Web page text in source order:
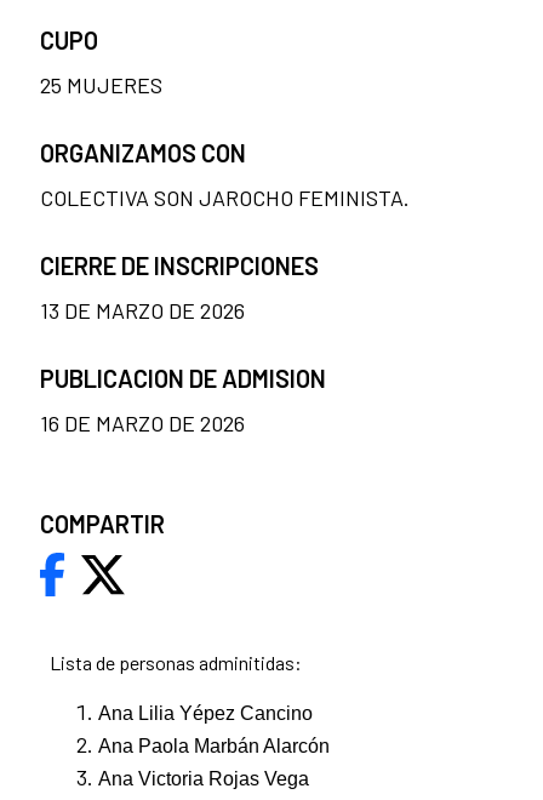
Lista de personas adminitidas:
Ana Lilia Yépez Cancino
Ana Paola Marbán Alarcón
Ana Victoria Rojas Vega
CUPO
25 MUJERES
ORGANIZAMOS CON
COLECTIVA SON JAROCHO FEMINISTA.
CIERRE DE INSCRIPCIONES
13 DE MARZO DE 2026
PUBLICACION DE ADMISION
16 DE MARZO DE 2026
COMPARTIR